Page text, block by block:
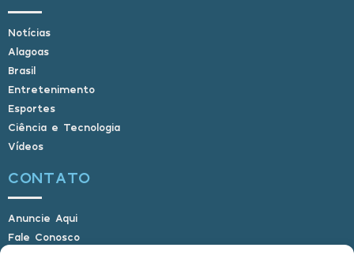
Notícias
Alagoas
Brasil
Entretenimento
Esportes
Ciência e Tecnologia
Vídeos
CONTATO
Anuncie Aqui
Fale Conosco